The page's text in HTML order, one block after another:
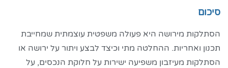
סיכום
הסתלקות מירושה היא פעולה משפטית עוצמתית שמחייבת
תכנון ואחריות. ההחלטה מתי וכיצד לבצע ויתור על ירושה או
הסתלקות מעיזבון משפיעה ישירות על חלוקת הנכסים, על